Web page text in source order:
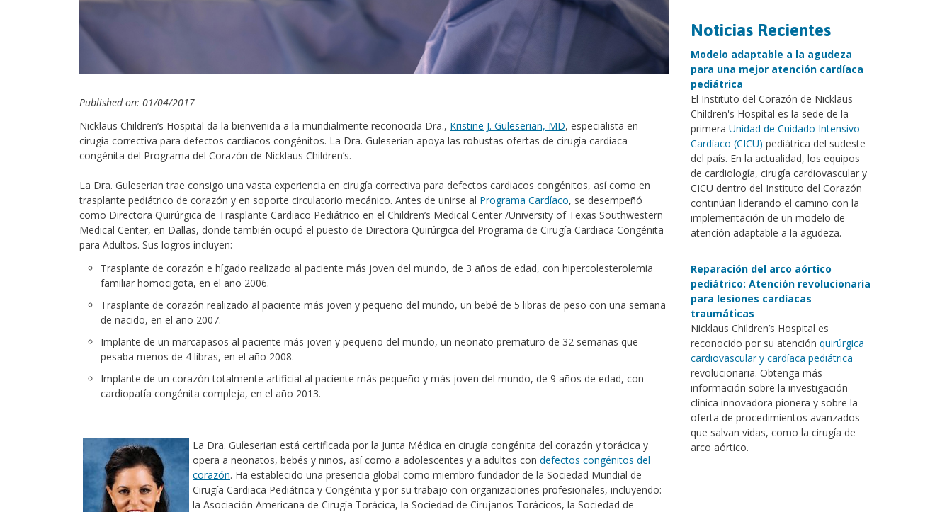
Published on: 01/04/2017
Nicklaus Children’s Hospital da la bienvenida a la mundialmente reconocida Dra., Kristine J. Guleserian, MD, especialista en
cirugía correctiva para defectos cardiacos congénitos. La Dra. Guleserian apoya las robustas ofertas de cirugía cardiaca
congénita del Programa del Corazón de Nicklaus Children’s.
La Dra. Guleserian trae consigo una vasta experiencia en cirugía correctiva para defectos cardiacos congénitos, así como en
trasplante pediátrico de corazón y en soporte circulatorio mecánico. Antes de unirse al Programa Cardíaco, se desempeñó
como Directora Quirúrgica de Trasplante Cardiaco Pediátrico en el Children’s Medical Center /University of Texas Southwestern
Medical Center, en Dallas, donde también ocupó el puesto de Directora Quirúrgica del Programa de Cirugía Cardiaca Congénita
para Adultos. Sus logros incluyen:
Trasplante de corazón e hígado realizado al paciente más joven del mundo, de 3 años de edad, con hipercolesterolemia
familiar homocigota, en el año 2006.
Trasplante de corazón realizado al paciente más joven y pequeño del mundo, un bebé de 5 libras de peso con una semana
de nacido, en el año 2007.
Implante de un marcapasos al paciente más joven y pequeño del mundo, un neonato prematuro de 32 semanas que
pesaba menos de 4 libras, en el año 2008.
Implante de un corazón totalmente artificial al paciente más pequeño y más joven del mundo, de 9 años de edad, con
cardiopatía congénita compleja, en el año 2013.
La Dra. Guleserian está certificada por la Junta Médica en cirugía congénita del corazón y torácica y
opera a neonatos, bebés y niños, así como a adolescentes y a adultos con defectos congénitos del
corazón. Ha establecido una presencia global como miembro fundador de la Sociedad Mundial de
Cirugía Cardiaca Pediátrica y Congénita y por su trabajo con organizaciones profesionales, incluyendo:
la Asociación Americana de Cirugía Torácica, la Sociedad de Cirujanos Torácicos, la Sociedad de
Noticias Recientes
Modelo adaptable a la agudeza
para una mejor atención cardíaca
pediátrica
El Instituto del Corazón de Nicklaus
Children's Hospital es la sede de la
primera Unidad de Cuidado Intensivo
Cardíaco (CICU) pediátrica del sudeste
del país. En la actualidad, los equipos
de cardiología, cirugía cardiovascular y
CICU dentro del Instituto del Corazón
continúan liderando el camino con la
implementación de un modelo de
atención adaptable a la agudeza.
Reparación del arco aórtico
pediátrico: Atención revolucionaria
para lesiones cardíacas
traumáticas
Nicklaus Children’s Hospital es
reconocido por su atención quirúrgica
cardiovascular y cardíaca pediátrica
revolucionaria. Obtenga más
información sobre la investigación
clínica innovadora pionera y sobre la
oferta de procedimientos avanzados
que salvan vidas, como la cirugía de
arco aórtico.